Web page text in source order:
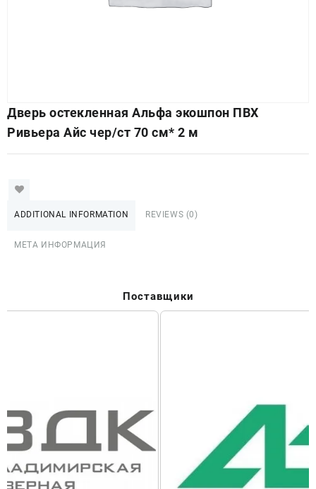
Дверь остекленная Альфа экошпон ПВХ
Ривьера Айс чер/ст 70 см* 2 м
ADDITIONAL INFORMATION REVIEWS (0)
МЕТА ИНФОРМАЦИЯ
Поставщики